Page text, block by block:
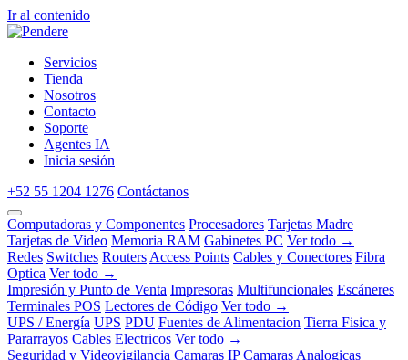
Ir al contenido
Servicios
Tienda
Nosotros
Contacto
Soporte
Agentes IA
Inicia sesión
+52 55 1204 1276 Contáctanos
Computadoras y Componentes Procesadores Tarjetas Madre
Tarjetas de Video Memoria RAM Gabinetes PC Ver todo →
Redes Switches Routers Access Points Cables y Conectores Fibra
Optica Ver todo →
Impresión y Punto de Venta Impresoras Multifuncionales Escáneres
Terminales POS Lectores de Código Ver todo →
UPS / Energía UPS PDU Fuentes de Alimentacion Tierra Fisica y
Pararrayos Cables Electricos Ver todo →
Seguridad y Videovigilancia Camaras IP Camaras Analogicas